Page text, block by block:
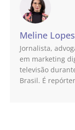
Meline Lopes
Jornalista,
em marketing
televisão
Brasil. É